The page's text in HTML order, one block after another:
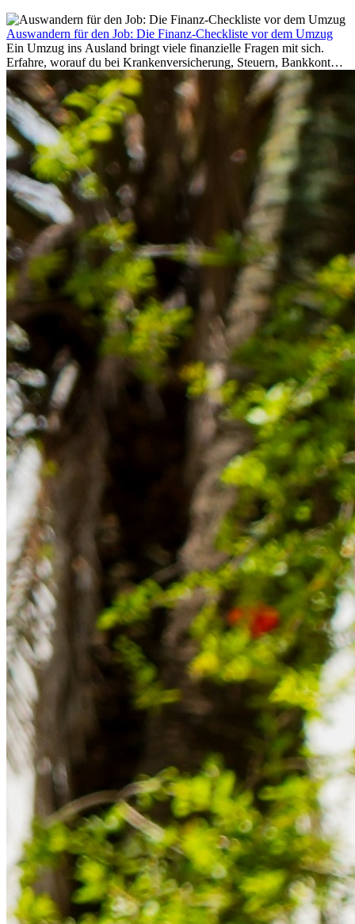
Auswandern für den Job: Die Finanz-Checkliste vor dem Umzug
Ein Umzug ins Ausland bringt viele finanzielle Fragen mit sich.
Erfahre, worauf du bei Krankenversicherung, Steuern, Bankkonto,
Rücklagen und Budgetplanung achten solltest, damit dein Neustart
im Ausland reibungslos gelingt.